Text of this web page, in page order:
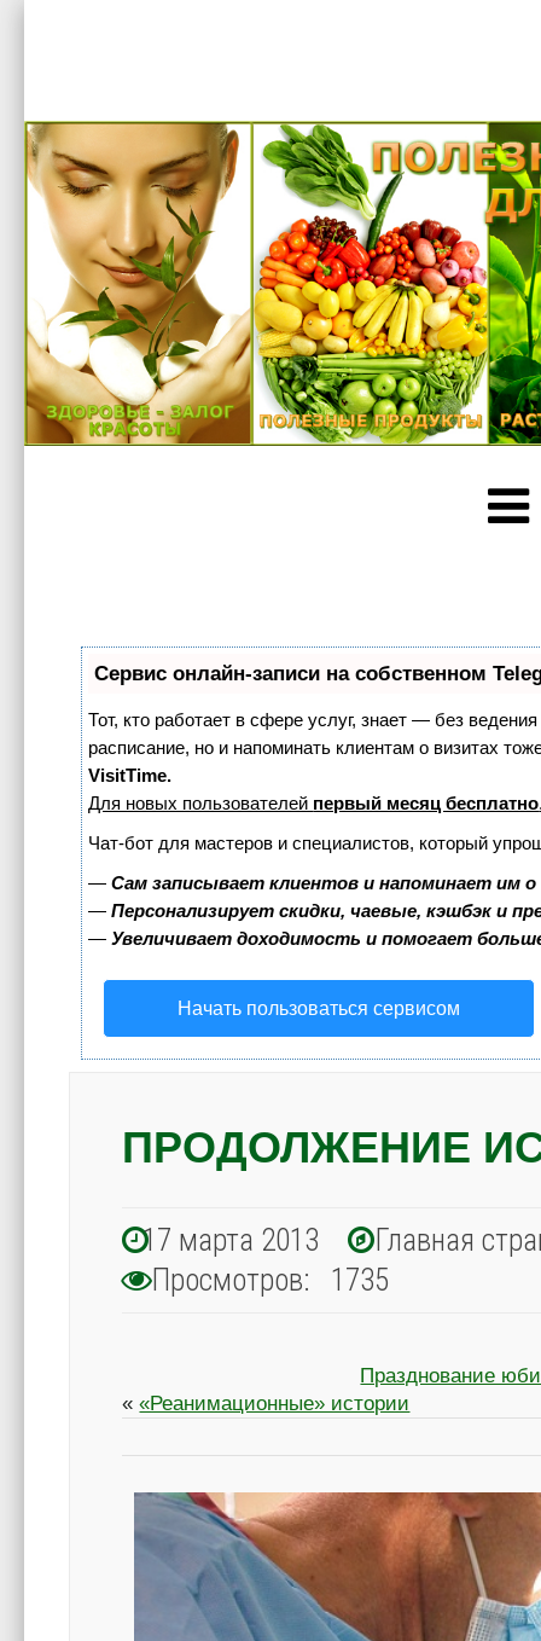
Сервис онлайн-записи на собственном
Тот, кто работает в сфере услуг, знает — без
расписание, но и напоминать клиентам о визитах
VisitTime.
Для новых пользователей первый месяц бесплатно
Чат-бот для мастеров и специалистов, который
—Сам записывает клиентов и напоминает им
—Персонализирует скидки, чаевые, кэшбэк и
—Увеличивает доходимость и помогает
Начать пользоваться сервисом
ПРОДОЛЖЕНИЕ
17 марта 2013
Главная
Просмотров: 1735
Празднование
««Реанимационные» истории